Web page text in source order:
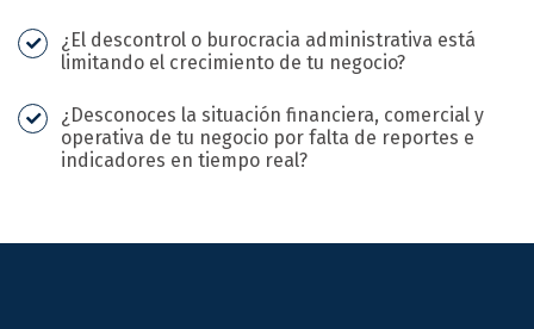
¿El descontrol o burocracia administrativa está
limitando el crecimiento de tu negocio?
¿Desconoces la situación financiera, comercial y
operativa de tu negocio por falta de reportes e
indicadores en tiempo real?